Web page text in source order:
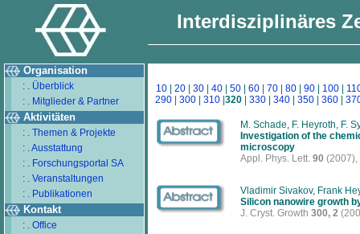
Interdisziplinäres
Organisation
: . Überblick
: . Mitglieder & Partner
Aktivitäten
: . Themen & Projekte
: . Ausstattung
: . Forschungsportal SA
: . Veranstaltungen
: . Publikationen
Kontakt
: . Office
10| 20| 30| 40| 50| 60| 70| 80| 90| 100|
290
300 310 320 330 340 350 360
M. Schade, F. Heyroth, F.
Investigation of the
microscopy
Appl. Phys. Lett. 90
Vladimir Sivakov, Frank
Silicon nanowire growth
J. Cryst. Growth 300, 2